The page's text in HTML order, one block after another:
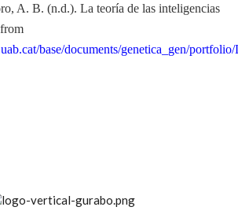
A. B. (n.d.). La teoría de las inteligencias
base/documents/genetica_gen/